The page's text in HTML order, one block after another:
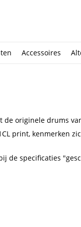
Accessoires
de originele drums
print, kenmerken
de specificaties